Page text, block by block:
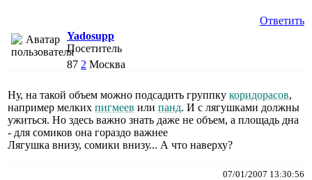
Ответить
Yadosupp
Посетитель
87 2 Москва
Ну, на такой объем можно подсадить группку коридорасов,
например мелких пигмеев или панд. И с лягушками должны
ужиться. Но здесь важно знать даже не объем, а площадь дна
- для сомиков она гораздо важнее
Лягушка внизу, сомики внизу... А что наверху?
07/01/2007 13:30:56